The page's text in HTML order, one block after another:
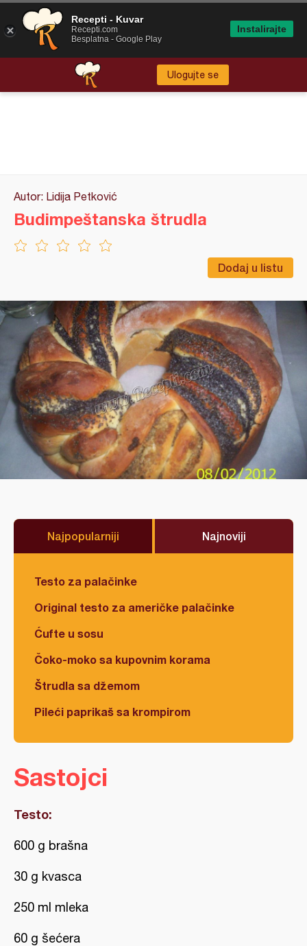
Ulogujte se
Autor: Lidija Petković
Dodaj u listu
Budimpeštanska štrudla
Najpopularniji Najnoviji
Testo za palačinke
Original testo za američke palačinke
Ćufte u sosu
Čoko-moko sa kupovnim korama
Štrudla sa džemom
Pileći paprikaš sa krompirom
Sastojci
Testo:
600 g brašna
30 g kvasca
250 ml mleka
60 g šećera
Recepti - Kuvar
Recepti.com
Besplatna - Google Play
Instalirajte